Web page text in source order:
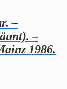
–
–
1986.